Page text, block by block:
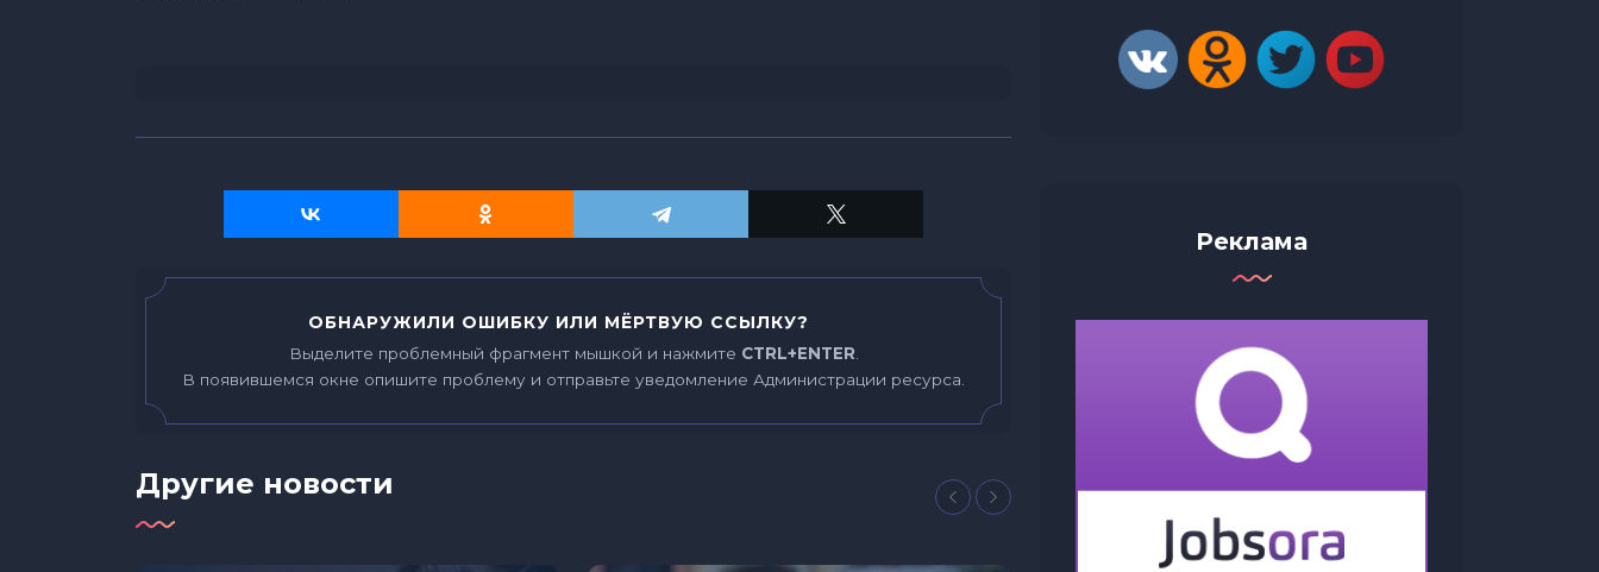
ОБНАРУЖИЛИ ОШИБКУ ИЛИ МЁРТВУЮ ССЫЛКУ?
Выделите проблемный фрагмент мышкой и нажмите CTRL+ENTER.
В появившемся окне опишите проблему и отправьте уведомление Администрации ресурса.
Другие новости
Реклама